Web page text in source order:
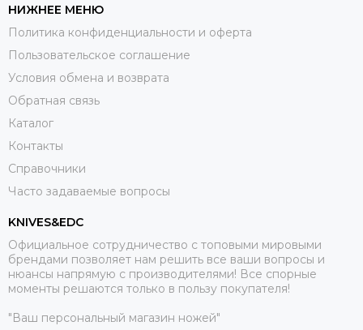
НИЖНЕЕ МЕНЮ
Политика конфиденциальности и оферта
Пользовательское соглашение
Условия обмена и возврата
Обратная связь
Каталог
Контакты
Справочники
Часто задаваемые вопросы
KNIVES&EDC
Официальное сотрудничество с топовыми мировыми
брендами позволяет нам решить все ваши вопросы и
нюансы напрямую с производителями! Все спорные
моменты решаются только в пользу покупателя!
"Ваш персональный магазин ножей"